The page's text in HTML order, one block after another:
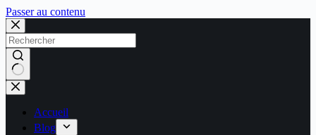
Passer au contenu
Aucun
résultat
Accueil
Blog